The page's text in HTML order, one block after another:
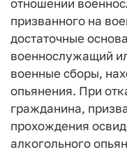
призванного на
достаточные
военнослужащий
военные сборы,
опьянения. При
гражданина,
прохождения
алкогольного